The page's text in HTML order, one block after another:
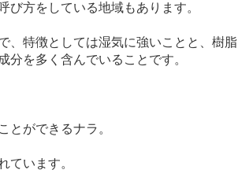
び方をしている地域もあります。
、特徴としては湿気に強いことと、樹脂
分を多く含んでいることです。
とができるナラ。
ています。